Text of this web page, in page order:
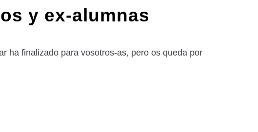
y ex-alumnas
ha finalizado para vosotros-as, pero os queda por